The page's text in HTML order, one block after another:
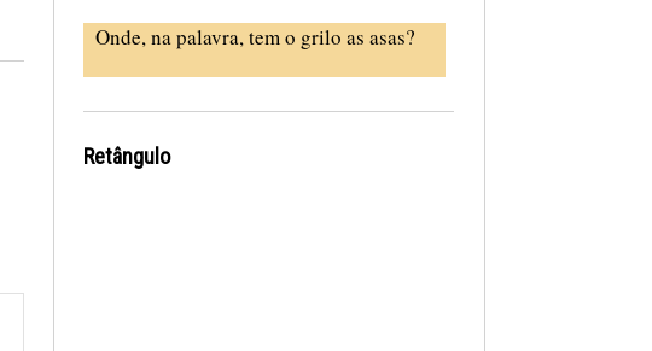
Onde, na palavra, tem o grilo as asas?
Retângulo